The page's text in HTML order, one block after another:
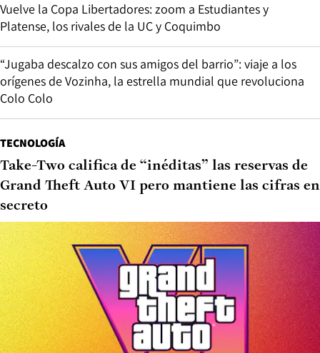
Vuelve la Copa Libertadores: zoom a Estudiantes y
Platense, los rivales de la UC y Coquimbo
“Jugaba descalzo con sus amigos del barrio”: viaje a los
orígenes de Vozinha, la estrella mundial que revoluciona
Colo Colo
TECNOLOGÍA
Take-Two califica de “inéditas” las reservas de
Grand Theft Auto VI pero mantiene las cifras en
secreto